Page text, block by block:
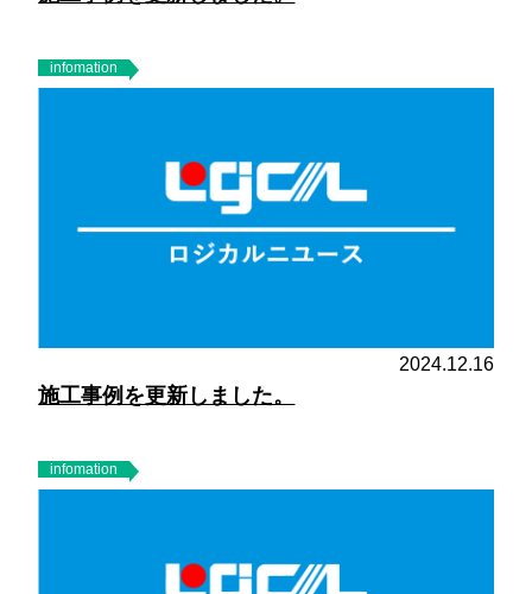
infomation
2024.12.16
施工事例を更新しました。
infomation